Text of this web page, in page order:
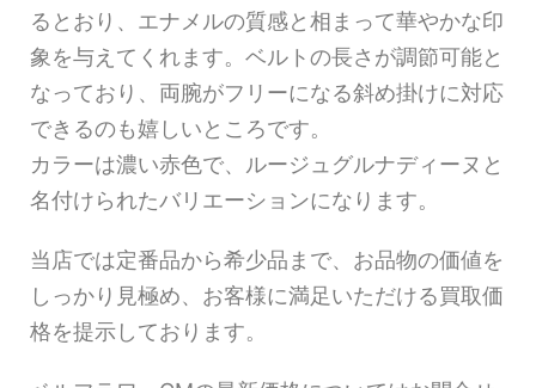
るとおり、エナメルの質感と相まって華やかな印
象を与えてくれます。ベルトの長さが調節可能と
なっており、両腕がフリーになる斜め掛けに対応
できるのも嬉しいところです。
カラーは濃い赤色で、ルージュグルナディーヌと
名付けられたバリエーションになります。
当店では定番品から希少品まで、お品物の価値を
しっかり見極め、お客様に満足いただける買取価
格を提示しております。